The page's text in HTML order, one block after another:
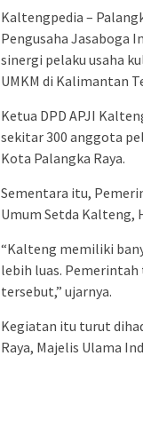
Kaltengpedia –
Pengusaha Jasaboga
sinergi pelaku usaha
UMKM di Kalimantan
Ketua DPD APJI
sekitar 300 anggota
Kota Palangka Raya.
Sementara itu,
Umum Setda Kalteng,
“Kalteng memiliki
lebih luas.
tersebut,” ujarnya.
Kegiatan itu turut
Raya, Majelis Ulama